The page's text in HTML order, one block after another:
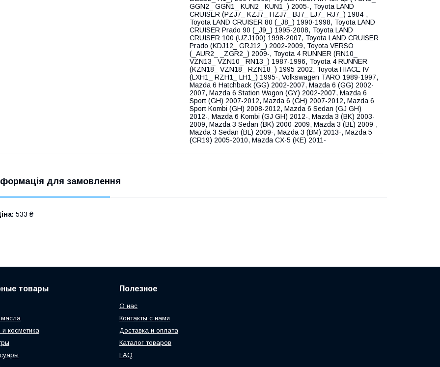
GGN2_ GGN1_ KUN2_ KUN1_) 2005-, Toyota LAND
CRUISER (PZJ7_ KZJ7_ HZJ7_ BJ7_ LJ7_ RJ7_) 1984-,
Toyota LAND CRUISER 80 (_J8_) 1990-1998, Toyota LAND
CRUISER Prado 90 (_J9_) 1995-2008, Toyota LAND
CRUISER 100 (UZJ100) 1998-2007, Toyota LAND CRUISER
Prado (KDJ12_ GRJ12_) 2002-2009, Toyota VERSO
(_AUR2_ _ZGR2_) 2009-, Toyota 4 RUNNER (RN10_
VZN13_ VZN10_ RN13_) 1987-1996, Toyota 4 RUNNER
(KZN18_ VZN18_ RZN18_) 1995-2002, Toyota HIACE IV
(LXH1_ RZH1_ LH1_) 1995-, Volkswagen TARO 1989-1997,
Mazda 6 Hatchback (GG) 2002-2007, Mazda 6 (GG) 2002-
2007, Mazda 6 Station Wagon (GY) 2002-2007, Mazda 6
Sport (GH) 2007-2012, Mazda 6 (GH) 2007-2012, Mazda 6
Sport Kombi (GH) 2008-2012, Mazda 6 Sedan (GJ GH)
2012-, Mazda 6 Kombi (GJ GH) 2012-, Mazda 3 (BK) 2003-
2009, Mazda 3 Sedan (BK) 2000-2009, Mazda 3 (BL) 2009-,
Mazda 3 Sedan (BL) 2009-, Mazda 3 (BM) 2013-, Mazda 5
(CR19) 2005-2010, Mazda CX-5 (KE) 2011-
для замовлення
533 ₴
товары
косметика
Полезное
О нас
Контакты с нами
Доставка и оплата
Каталог товаров
FAQ